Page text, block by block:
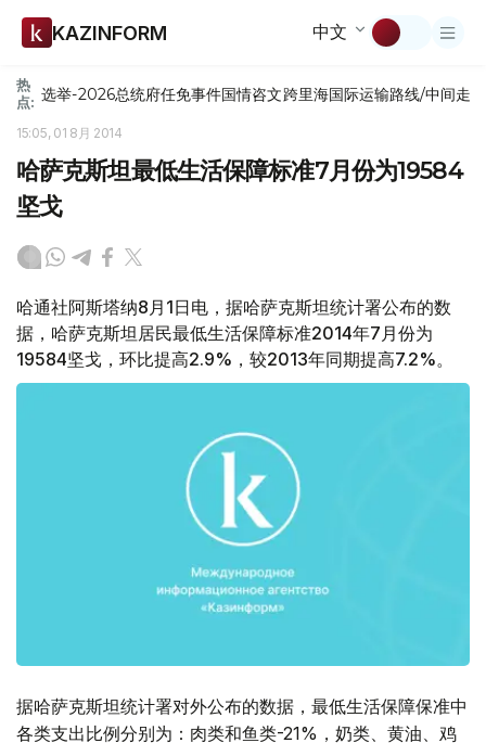
KAZINFORM 中文
热
点: 选举-2026总统府任免事件国情咨文跨里海国际运输路线/中间走廊
15:05, 01 8月 2014
哈萨克斯坦最低生活保障标准7月份为19584
坚戈
哈通社阿斯塔纳8月1日电，据哈萨克斯坦统计署公布的数
据，哈萨克斯坦居民最低生活保障标准2014年7月份为
19584坚戈，环比提高2.9%，较2013年同期提高7.2%。
据哈萨克斯坦统计署对外公布的数据，最低生活保障保准中
各类支出比例分别为：肉类和鱼类-21%，奶类、黄油、鸡